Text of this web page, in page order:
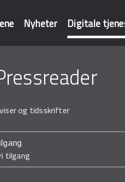
Nyheter Digitale
og tidsskrifter
tilgang